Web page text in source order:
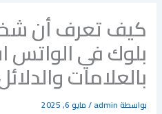
كيف تعرف أن
بلوك في الواتس
بالعلامات
بواسطةadmin
/مايو 6, 2025